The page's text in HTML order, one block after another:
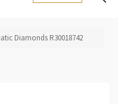
Diamonds R30018742